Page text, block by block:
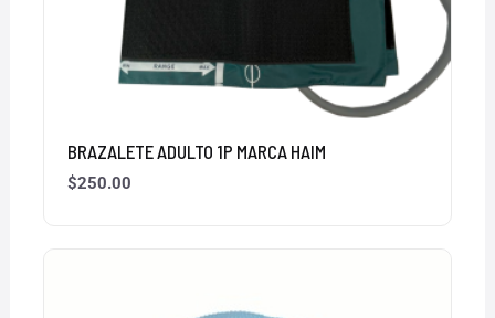
BRAZALETE ADULTO 1P MARCA HAIM
$250.00